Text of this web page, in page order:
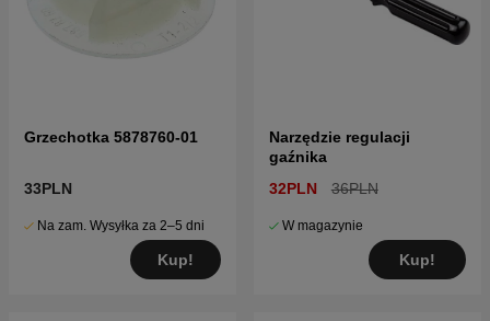
Grzechotka 5878760-01
33PLN
Na zam. Wysyłka za 2–5 dni
Kup!
Narzędzie regulacji
gaźnika
32PLN
36PLN
W magazynie
Kup!